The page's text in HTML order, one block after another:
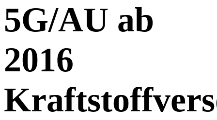
5G/AU ab
2016